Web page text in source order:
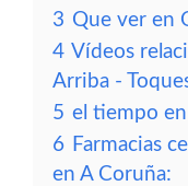
3 Que ver en
4 Vídeos
Arriba -
5 el tiempo
6 Farmacias
en A Coruña: